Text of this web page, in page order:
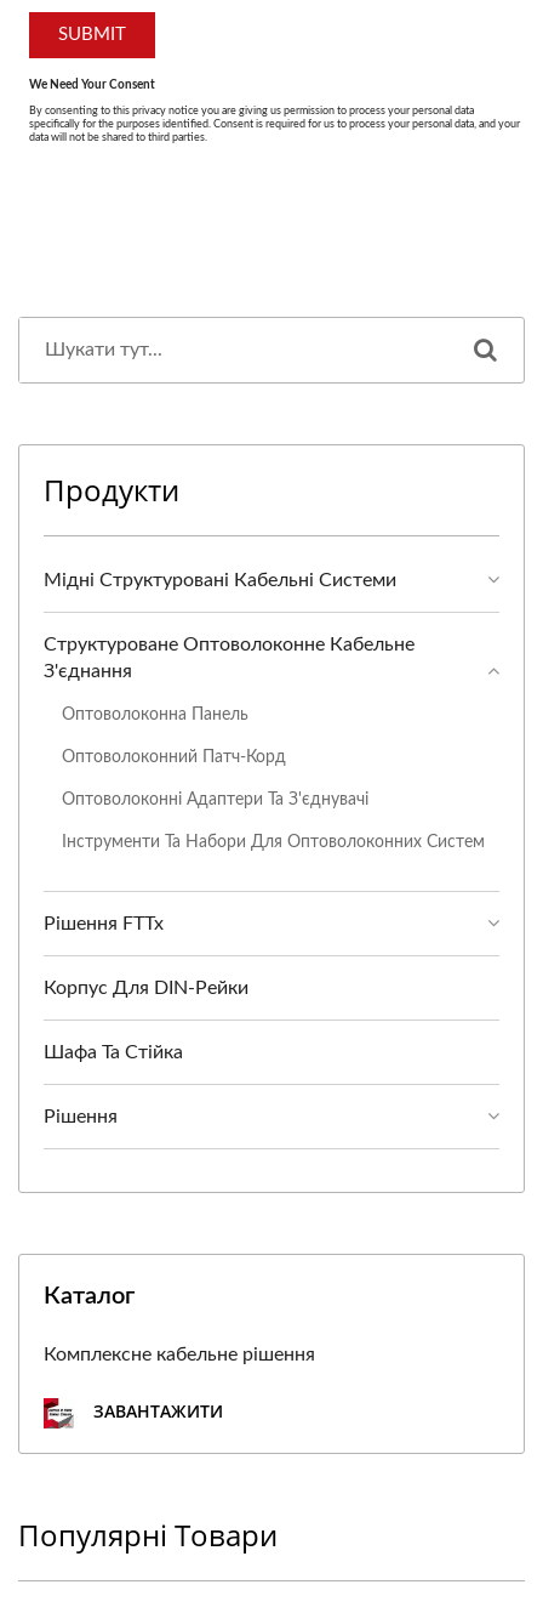
Продукти
Мідні Структуровані Кабельні Системи
Структуроване Оптоволоконне Кабельне
З'єднання
Оптоволоконна Панель
Оптоволоконний Патч-Корд
Оптоволоконні Адаптери Та З'єднувачі
Інструменти Та Набори Для Оптоволоконних Систем
Рішення FTTx
Корпус Для DIN-Рейки
Шафа Та Стійка
Рішення
Каталог
Комплексне кабельне рішення
ЗАВАНТАЖИТИ
Популярні Товари